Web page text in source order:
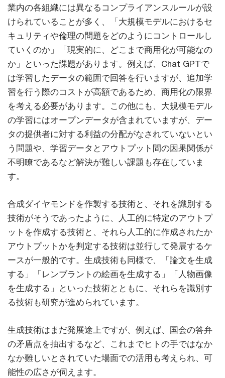
業内の各組織には異なるコンプライアンスルールが設
けられていることが多く、「大規模モデルにおけるセ
キュリティや倫理の問題をどのようにコントロールし
ていくのか」「現実的に、どこまで商用化が可能なの
か」といった課題があります。例えば、Chat GPTで
は学習したデータの範囲で回答を行いますが、追加学
習を行う際のコストが高額であるため、商用化の限界
を考える必要があります。この他にも、大規模モデル
の学習にはオープンデータが含まれていますが、デー
タの提供者に対する利益の分配がなされていないとい
う問題や、学習データとアウトプット間の因果関係が
不明瞭であるなど解決が難しい課題も存在していま
す。
合成ダイヤモンドを作製する技術と、それを識別する
技術がそうであったように、人工的に特定のアウトプ
ットを作成する技術と、それら人工的に作成されたか
アウトプットかを判定する技術は並行して発展するケ
ースが一般的です。生成技術も同様で、「論文を生成
する」「レンブラントの絵画を生成する」「人物画像
を生成する」といった技術とともに、それらを識別す
る技術も研究が進められています。
生成技術はまだ発展途上ですが、例えば、国会の答弁
の矛盾点を抽出するなど、これまでヒトの手ではなか
なか難しいとされていた場面での活用も考えられ、可
能性の広さが伺えます。